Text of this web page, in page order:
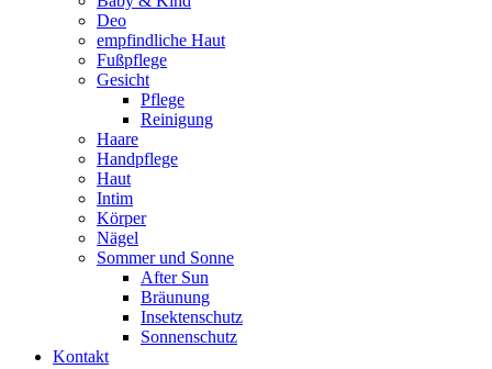
Deo
empfindliche Haut
Fußpflege
Gesicht
Pflege
Reinigung
Haare
Handpflege
Haut
Intim
Körper
Nägel
Sommer und Sonne
After Sun
Bräunung
Insektenschutz
Sonnenschutz
Kontakt